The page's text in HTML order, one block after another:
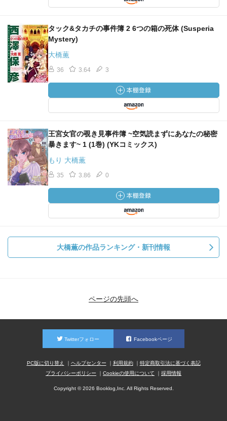
タック&タカチの事件簿 2 6つの箱の死体 (Susperia
Mystery)
大橋薫
36 3.64 3
王宮女官の覗き見事件簿 ~空気読まずにあなたの秘密
暴きます~ 1 (1巻) (YKコミックス)
もり 大橋薫
35 3.86 0
大橋薫の作品ランキング・新刊情報
ページの先頭へ
Twitterフォロー Facebookページ
PC版に切り替え ヘルプセンター 利用規約
特定商取引法に基づく表記
プライバシーポリシー
Cookieの使用について 採用情報
Copyright © 2026 Booklog,Inc. All Rights Reserved.